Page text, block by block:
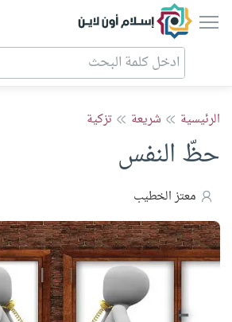
إسلام أون لاين
الرئيسية شريعة تزكية
حظّ النفس
معتز الخطيب